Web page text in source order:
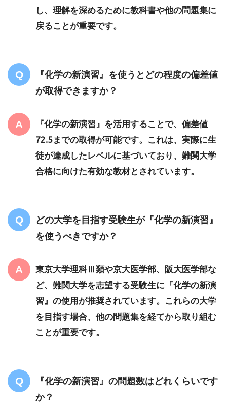
し、理解を深めるために教科書や他の問題集に
戻ることが重要です。
『化学の新演習』を使うとどの程度の偏差値
が取得できますか？
『化学の新演習』を活用することで、偏差値
72.5までの取得が可能です。これは、実際に生
徒が達成したレベルに基づいており、難関大学
合格に向けた有効な教材とされています。
どの大学を目指す受験生が『化学の新演習』
を使うべきですか？
東京大学理科Ⅲ類や京大医学部、阪大医学部な
ど、難関大学を志望する受験生に『化学の新演
習』の使用が推奨されています。これらの大学
を目指す場合、他の問題集を経てから取り組む
ことが重要です。
『化学の新演習』の問題数はどれくらいです
か？